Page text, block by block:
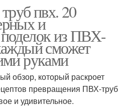
пвх. 20
и
из ПВХ-
сможет
руками
обзор, который раскроет
превращения ПВХ-труб
и удивительное.